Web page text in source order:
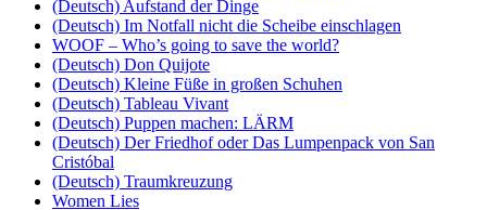
(Deutsch) Aufstand der Dinge
(Deutsch) Im Notfall nicht die Scheibe einschlagen
WOOF – Who’s going to save the world?
(Deutsch) Don Quijote
(Deutsch) Kleine Füße in großen Schuhen
(Deutsch) Tableau Vivant
(Deutsch) Puppen machen: LÄRM
(Deutsch) Der Friedhof oder Das Lumpenpack von San
Cristóbal
(Deutsch) Traumkreuzung
Women Lies